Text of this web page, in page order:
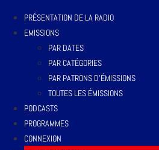
PRÉSENTATION DE LA RADIO
EMISSIONS
PAR DATES
PAR CATÉGORIES
PAR PATRONS D’ÉMISSIONS
TOUTES LES ÉMISSIONS
PODCASTS
PROGRAMMES
CONNEXION